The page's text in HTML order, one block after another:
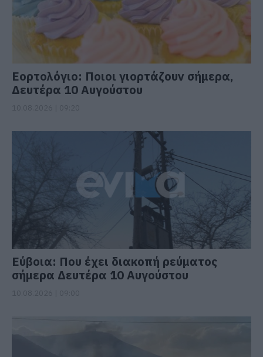
Εορτολόγιο: Ποιοι γιορτάζουν σήμερα,
Δευτέρα 10 Αυγούστου
Εύβοια: Που έχει διακοπή ρεύματος
σήμερα Δευτέρα 10 Αυγούστου